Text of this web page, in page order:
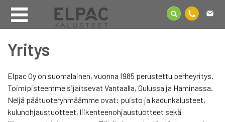
Yritys
Elpac Oy on suomalainen, vuonna 1985 perustettu perheyritys.
Toimipisteemme sijaitsevat Vantaalla, Oulussa ja Haminassa.
Neljä päätuoteryhmäämme ovat: puisto ja kadunkalusteet,
kulunohjaustuotteet, liikenteenohjaustuotteet sekä